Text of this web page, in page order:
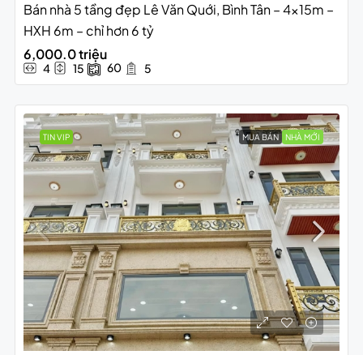
Bán nhà 5 tầng đẹp Lê Văn Quới, Bình Tân – 4x15m –
HXH 6m – chỉ hơn 6 tỷ
6,000.0 triệu
4 15 60 5
TIN VIP MUA BÁN NHÀ MỚI